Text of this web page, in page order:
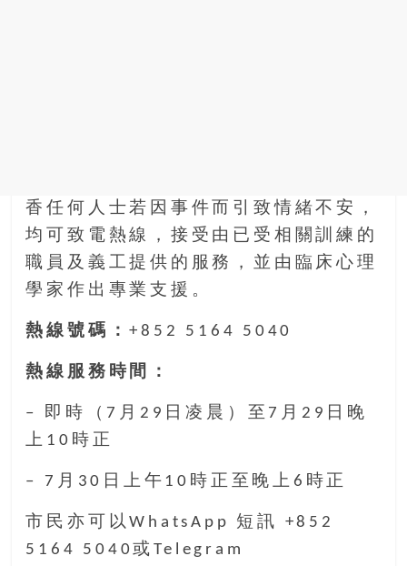
的
大
人
們
結
歷
險，
找
齡
一
同
抱
香任何人士若因事件而引致情緒不安，
均可致電熱線，接受由已受相關訓練的
職員及義工提供的服務，並由臨床心理
學家作出專業支援。
熱線號碼：+852 5164 5040
熱線服務時間：
– 即時（7月29日凌晨）至7月29日晚
上10時正
– 7月30日上午10時正至晚上6時正
市民亦可以WhatsApp 短訊 +852
5164 5040或Telegram